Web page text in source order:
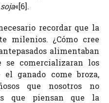
«[6].
recordar que la
milenios. ¿Cómo cree
alimentaban
se comercializaran los
el ganado come broza,
que nosotros no
que piensan que la